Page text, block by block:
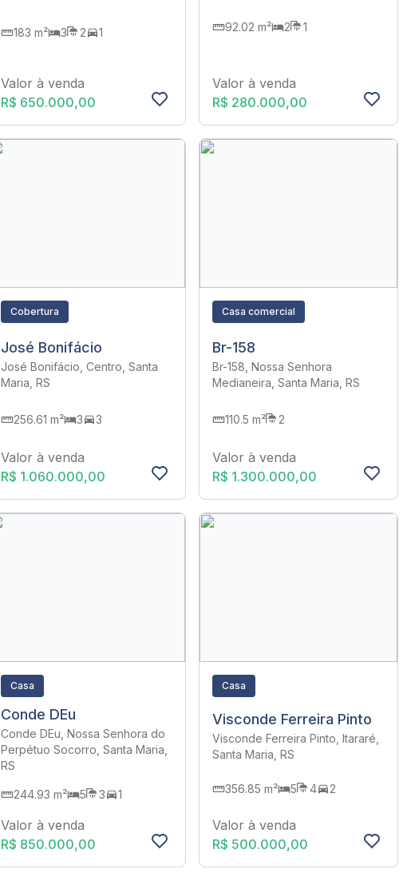
183 m² 3 2 1
Valor à venda
R$ 650.000,00
92.02 m² 2 1
Valor à venda
R$ 280.000,00
Cobertura
José Bonifácio
José Bonifácio, Centro, Santa
Maria, RS
256.61 m² 3 3
Valor à venda
R$ 1.060.000,00
Casa comercial
Br-158
Br-158, Nossa Senhora
Medianeira, Santa Maria, RS
110.5 m² 2
Valor à venda
R$ 1.300.000,00
Casa
Conde DEu
Conde DEu, Nossa Senhora do
Perpétuo Socorro, Santa Maria,
RS
244.93 m² 5 3 1
Valor à venda
R$ 850.000,00
Casa
Visconde Ferreira Pinto
Visconde Ferreira Pinto, Itararé,
Santa Maria, RS
356.85 m² 5 4 2
Valor à venda
R$ 500.000,00